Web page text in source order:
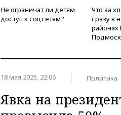
Не ограничат ли детям
доступ к соцсетям?
Что за
сразу в
районах
18 мая 2025, 22:06 Политика
Явка на